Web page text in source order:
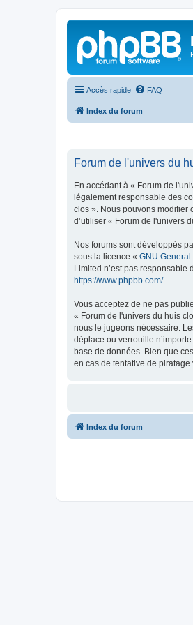
Accès rapide FAQ
Index du forum
Forum de l'univers du
En accédant à « Forum de
légalement responsable des
clos ». Nous pouvons modifier
d’utiliser « Forum de l'univers
Nos forums sont développés
sous la licence « GNU
Limited n’est pas
https://www.phpbb.com/.
Vous acceptez de ne pas
« Forum de l'univers du huis
nous le jugeons nécessaire.
déplace ou verrouille
base de données. Bien que
en cas de tentative de
Index du forum